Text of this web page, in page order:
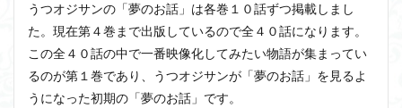
うつオジサンの「夢のお話」は各巻１０話ずつ掲載しまし
た。現在第４巻まで出版しているので全４０話になります。
この全４０話の中で一番映像化してみたい物語が集まってい
るのが第１巻であり、うつオジサンが「夢のお話」を見るよ
うになった初期の「夢のお話」です。